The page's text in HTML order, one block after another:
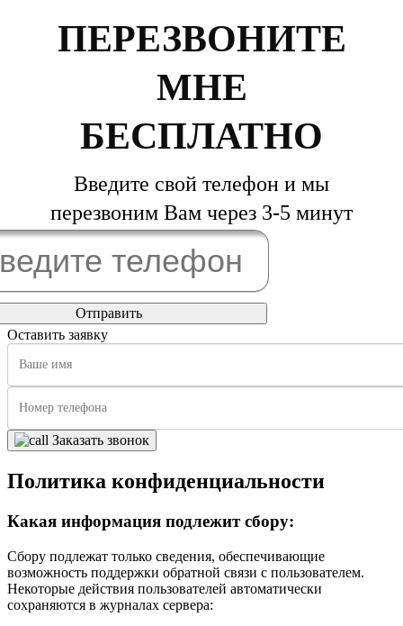
ПЕРЕЗВОНИТЕ
МНЕ
БЕСПЛАТНО
Введите свой телефон и мы
перезвоним Вам через 3-5 минут
Оставить заявку
Заказать звонок
Политика конфиденциальности
Какая информация подлежит сбору:
Сбору подлежат только сведения, обеспечивающие
возможность поддержки обратной связи с пользователем.
Некоторые действия пользователей автоматически
сохраняются в журналах сервера: